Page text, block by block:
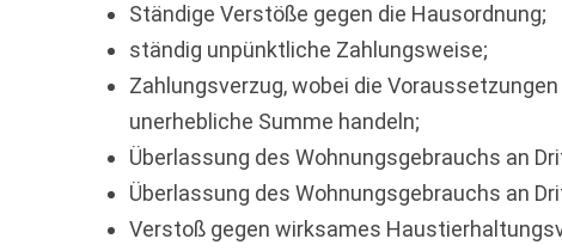
Ständige Verstöße gegen die Hausordnung;
ständig unpünktliche Zahlungsweise;
Zahlungsverzug, wobei die
unerhebliche Summe handeln;
Überlassung des Wohnungsgebrauchs an
Überlassung des Wohnungsgebrauchs an
Verstoß gegen wirksames